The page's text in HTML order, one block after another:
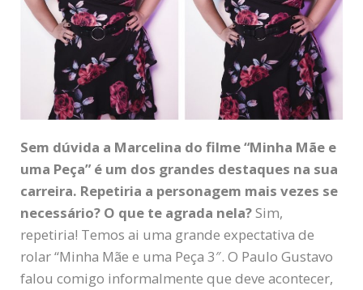
Sem dúvida a Marcelina do filme “Minha Mãe e
uma Peça” é um dos grandes destaques na sua
carreira. Repetiria a personagem mais vezes se
necessário? O que te agrada nela?Sim,
repetiria! Temos ai uma grande expectativa de
rolar “Minha Mãe e uma Peça 3″. O Paulo Gustavo
falou comigo informalmente que deve acontecer,